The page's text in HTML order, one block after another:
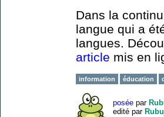
Dans la
langue qui a
langues.
article mis en
information éducation
posée par
edité par